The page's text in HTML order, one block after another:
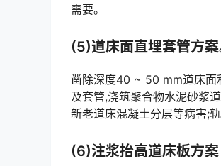
需要。󠅅󠅃󠄵󠅂󠄪󠇖󠆨󠆨󠇕󠆞󠆒󠅬󠇘󠆭󠆘󠇙󠆝󠅵󠇗󠆭󠆁󠄐󠇗󠅹󠅸󠇖󠆍󠅳󠇖󠅹󠅰󠇖󠆌󠅹
(5)道床面直埋套管方案
凿除深度40 ~ 50 mm道床面
及套管,浇筑聚合物水泥砂浆
新老道床混凝土分层等病害;
(6)注浆抬高道床板方案